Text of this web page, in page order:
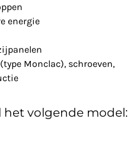
energie
Monclac), schroeven,
volgende model: